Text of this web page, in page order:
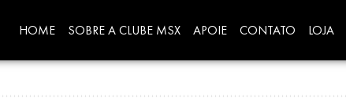
HOME SOBRE A CLUBE MSX APOIE CONTATO LOJA